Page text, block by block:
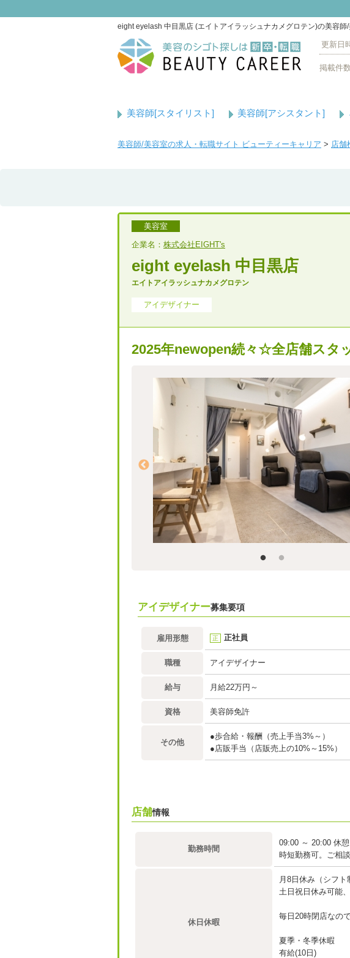
eight eyelash 中目黒店 (エイトアイラッシュナカメグロテン)の美容
更新
掲載件数
美容師[スタイリスト] 美容師[アシスタント]
美容師/美容室の求人・転職サイト ビューティーキャリア > 店舗
美容室
企業名： 株式会社EIGHT's
eight eyelash 中目黒店
エイトアイラッシュナカメグロテン
アイデザイナー
2025年newopen続々☆全店舗スタ
アイデザイナー募集要項
雇用形態 正 正社員
職種 アイデザイナー
給与 月給22万円～
資格 美容師免許
その他
●歩合給・報酬（売上手当3%～）
●店販手当（店販売上の10%～15%）
店舗情報
勤務時間
09:00 ～ 20:00 休
時短勤務可。ご相
休日休暇
月8日休み（シフト
土日祝日休み可能
毎日20時閉店なの
夏季・冬季休暇
有給(10日)